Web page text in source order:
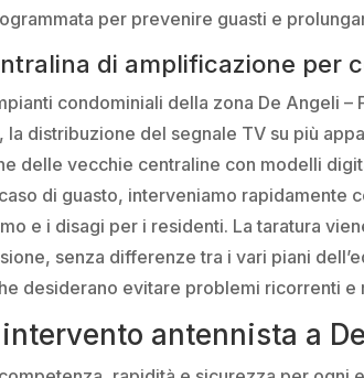
per prevenire guasti e
di amplificazione per
condominiali della zona De Angeli
la distribuzione del segnale TV su più
delle vecchie centraline con modelli
di guasto, interveniamo
e i disagi per i residenti. La taratura
senza differenze tra i vari piani
desiderano evitare problemi ricorrenti
antennista a